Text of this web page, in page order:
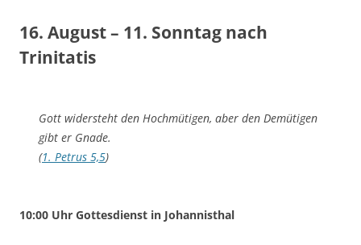
16. August – 11. Sonntag nach
Trinitatis
Gott widersteht den Hochmütigen, aber den Demütigen
gibt er Gnade.
(1. Petrus 5,5)
10:00 Uhr Gottesdienst in Johannisthal